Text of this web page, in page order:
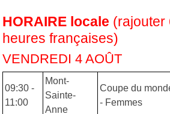
HORAIRE locale (rajouter
heures françaises)
VENDREDI 4 AOÛT
09:30 -
11:00
Mont-
Sainte-
Anne
Coupe du
- Femmes